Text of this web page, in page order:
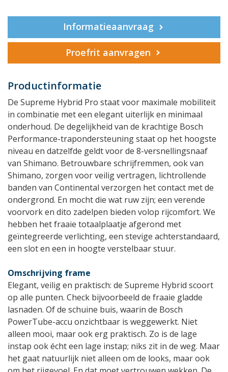
Informatieaanvraag
Proefrit aanvragen
Productinformatie
De Supreme Hybrid Pro staat voor maximale mobiliteit
in combinatie met een elegant uiterlijk en minimaal
onderhoud. De degelijkheid van de krachtige Bosch
Performance-trapondersteuning staat op het hoogste
niveau en datzelfde geldt voor de 8-versnellingsnaaf
van Shimano. Betrouwbare schrijfremmen, ook van
Shimano, zorgen voor veilig vertragen, lichtrollende
banden van Continental verzorgen het contact met de
ondergrond. En mocht die wat ruw zijn; een verende
voorvork en dito zadelpen bieden volop rijcomfort. We
hebben het fraaie totaalplaatje afgerond met
geïntegreerde verlichting, een stevige achterstandaard,
een slot en een in hoogte verstelbaar stuur.
Omschrijving frame
Elegant, veilig en praktisch: de Supreme Hybrid scoort
op alle punten. Check bijvoorbeeld de fraaie gladde
lasnaden. Of de schuine buis, waarin de Bosch
PowerTube-accu onzichtbaar is weggewerkt. Niet
alleen mooi, maar ook erg praktisch. Zo is de lage
instap ook écht een lage instap; niks zit in de weg. Maar
het gaat natuurlijk niet alleen om de looks, maar ook